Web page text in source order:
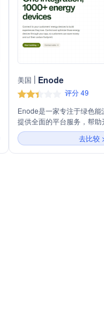
美国 Enode
评分 49
Enode是一家专注于绿色
提供全面的平台服务，帮
管理智能能源设备。通过
接和控制超过1000种能源
车、太阳能逆变器、家庭
去比较